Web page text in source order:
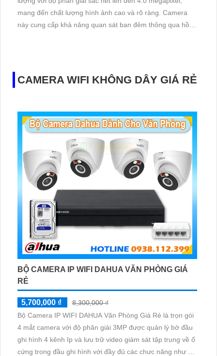
mang đến chất lượng hình ảnh cao và rõ ràng. Camera
này cung cấp khả năng quan sát ban đêm thông qua hồng
CAMERA WIFI KHÔNG DÂY GIÁ RẺ
BỘ CAMERA IP WIFI DAHUA VĂN PHÒNG GIÁ
RẺ
5,700,000 ₫
8,300,000 ₫
Bộ Camera IP WIFI DAHUA Văn Phòng Giá Rẻ là trọn gói
4 mắt camera với độ phân giải 3MP được quản lý bở đầu
ghi hình 4 kênh Ip và lưu trữ video giám sát tập trung về ổ
cứng trong đầu ghi hình với đầy đủ các chưc năng như AI